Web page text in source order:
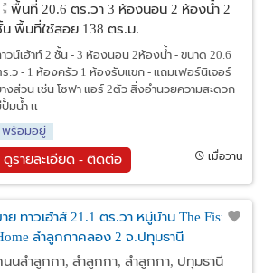
พื้นที่ 20.6 ตร.วา 3 ห้องนอน 2 ห้องน้ำ 2
น พื้นที่ใช้สอย 138 ตร.ม.
วน์เฮ้าท์ 2 ชั้น - 3 ห้องนอน 2ห้องน้ำ - ขนาด 20.6
.ว - 1 ห้องครัว 1 ห้องรับแขก - แถมเฟอร์นิเจอร์
งส่วน เช่น โซฟา แอร์ 2ตัว สิ่งอำนวยความสะดวก
มน้ำ เเ
พร้อมอยู่
ดูรายละเอียด - ติดต่อ เมื่อวาน
ย ทาวเฮ้าส์ 21.1 ตร.วา หมู่บ้าน The Fisrt
ลำลูกกาคลอง 2 จ.ปทุมธานี
นนลำลูกกา, ลำลูกกา, ลำลูกกา, ปทุมธานี